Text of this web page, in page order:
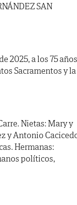
SAN
2025, a los 75 años
Sacramentos y la
Nietas: Mary y
y Antonio
Hermanas:
políticos,